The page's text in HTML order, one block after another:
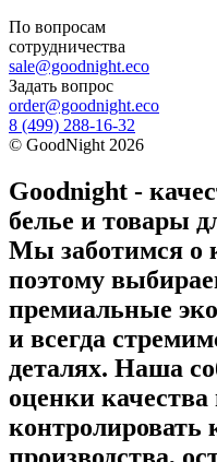
По вопросам
сотрудничества
sale@goodnight.eco
Задать вопрос
order@goodnight.eco
8 (499) 288-16-32
© GoodNight 2026
Goodnight -
белье и товары
Мы заботимся о
поэтому
премиальные
и всегда
деталях. Наша
оценки качества
контролировать
производства,